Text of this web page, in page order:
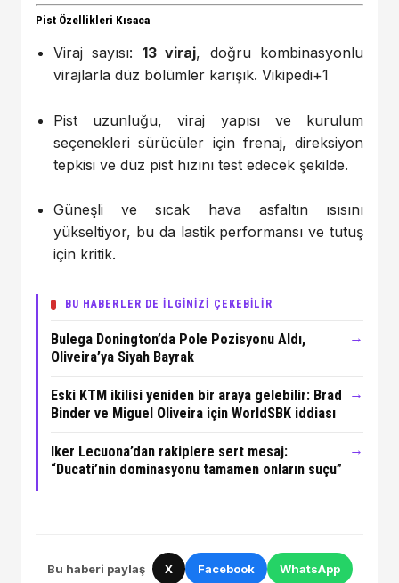
Pist Özellikleri Kısaca
Viraj sayısı: 13 viraj, doğru kombinasyonlu
virajlarla düz bölümler karışık. Vikipedi+1
Pist uzunluğu, viraj yapısı ve kurulum
seçenekleri sürücüler için frenaj, direksiyon
tepkisi ve düz pist hızını test edecek şekilde.
Güneşli ve sıcak hava asfaltın ısısını
yükseltiyor, bu da lastik performansı ve tutuş
için kritik.
BU HABERLER DE İLGİNİZİ ÇEKEBİLİR
Bulega Donington’da Pole Pozisyonu Aldı,
Oliveira’ya Siyah Bayrak
→
Eski KTM ikilisi yeniden bir araya gelebilir: Brad
Binder ve Miguel Oliveira için WorldSBK iddiası
→
Iker Lecuona’dan rakiplere sert mesaj:
“Ducati’nin dominasyonu tamamen onların suçu”
→
Bu haberi paylaş X Facebook WhatsApp